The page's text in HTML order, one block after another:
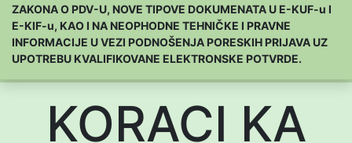
ZAKONA O PDV-U, NOVE TIPOVE DOKUMENATA U E-KUF-u I
E-KIF-u, KAO I NA NEOPHODNE TEHNIČKE I PRAVNE
INFORMACIJE U VEZI PODNOŠENJA PORESKIH PRIJAVA UZ
UPOTREBU KVALIFIKOVANE ELEKTRONSKE POTVRDE.
KORACI KA